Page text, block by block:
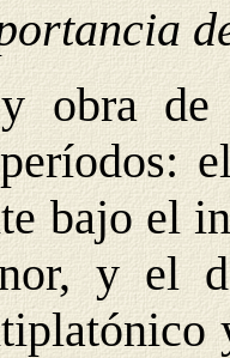
obra de
bajo el
y el